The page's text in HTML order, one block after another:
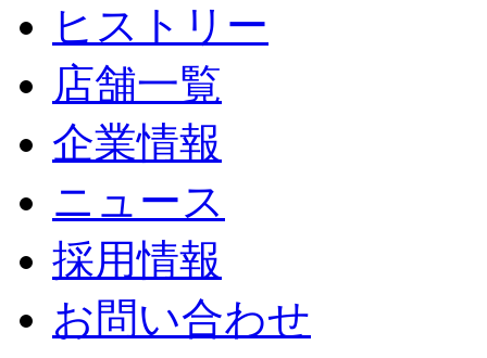
ヒストリー
店舗一覧
企業情報
ニュース
採用情報
お問い合わせ